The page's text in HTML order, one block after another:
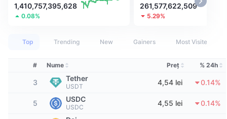
Randamente
Clasamente
În tendințe
Urmează
Trezoreriile Bitcoin
Indicatori
Indicele de frică și lăcomie.
Câștigători
Derivate
Schimburi descentralizate:
Spot
Derivate
Subiecte
Sentiment
API
Întreprindere
Prețuri
Produse
Buletin informativ
CMC Launch
1,410,757,395,628
0.08%
261,577,622,509
5.29%
Top Trending New Gainers Most Visited
# Nume Preţ % 24h
3 Tether
USDT 4,54 lei 0.14%
5 USDC
USDC 4,55 lei 0.14%